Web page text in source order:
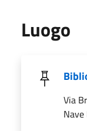
Luogo
Via